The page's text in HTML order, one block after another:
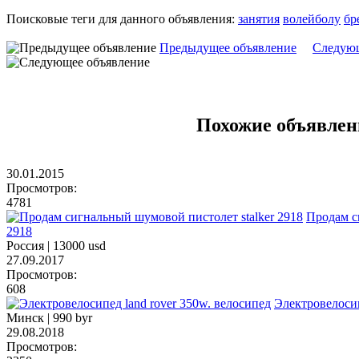
Поисковые теги для данного объявления: занятия волейболу
Предыдущее объявление
Похожие
30.01.2015
Просмотров:
4781
Продам
2918
Россия | 13000 usd
27.09.2017
Просмотров:
608
Минск | 990 byr
29.08.2018
Просмотров: